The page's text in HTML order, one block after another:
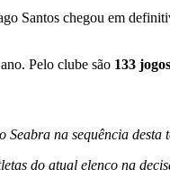
chegou em
Pelo clube são 133
na sequência desta
do atual elenco na